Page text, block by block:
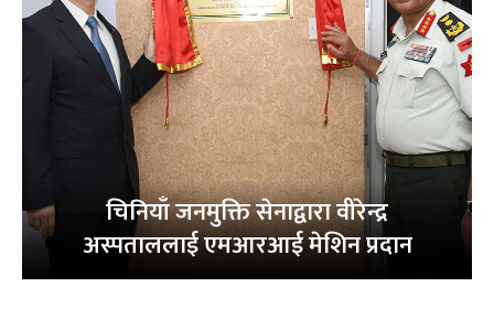
चिनियाँ जनमुक्ति सेनाद्वारा वीरेन्द्र
अस्पताललाई एमआरआई मेशिन प्रदान